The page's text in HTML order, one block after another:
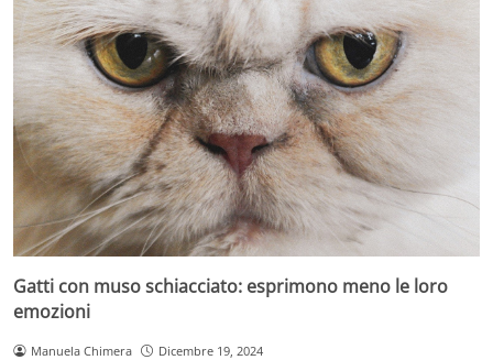
Gatti con muso schiacciato: esprimono meno le loro
emozioni
Manuela Chimera Dicembre 19, 2024